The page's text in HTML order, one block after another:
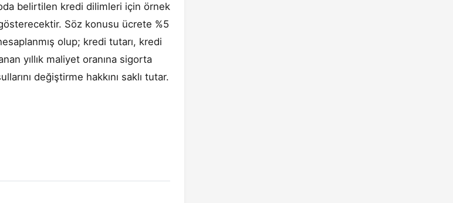
belirtilen kredi dilimleri için örnek
Söz konusu ücrete %5
olup; kredi tutarı, kredi
yıllık maliyet oranına sigorta
değiştirme hakkını saklı tutar.